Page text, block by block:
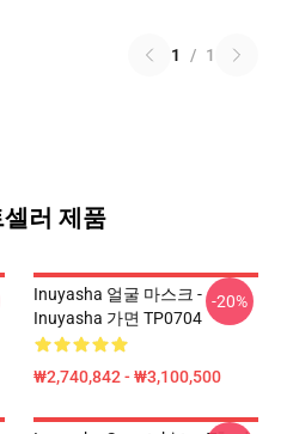
1 / 1
러 제품
Inuyasha 얼굴 마스크 -
Inuyasha 가면 TP0704
₩2,740,842 - ₩3,100,500
-20%